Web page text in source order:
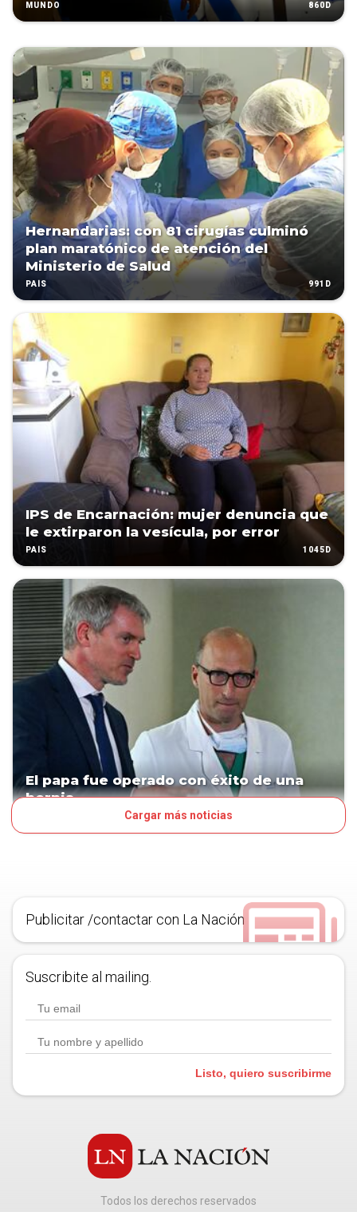
MUNDO 860D
Hernandarias: con 81 cirugías culminó
plan maratónico de atención del
Ministerio de Salud
PAÍS 991D
IPS de Encarnación: mujer denuncia que
le extirparon la vesícula, por error
PAÍS 1045D
El papa fue operado con éxito de una
hernia
Cargar más noticias
Publicitar /contactar con La Nación
Suscribite al mailing.
Listo, quiero suscribirme
Todos los derechos reservados